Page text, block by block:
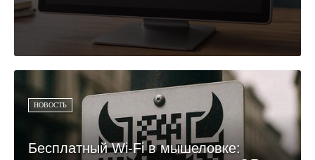
НОВОСТЬ
Бесплатный Wi-Fi в мышеловке: